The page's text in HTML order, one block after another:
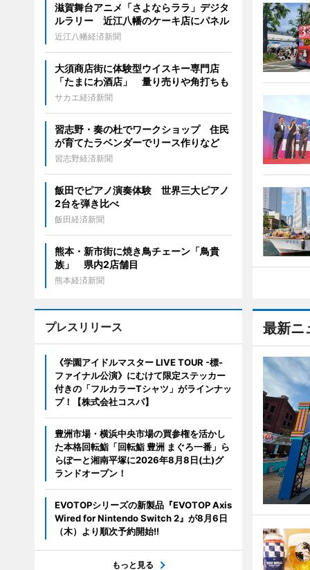
最新ニ
滋賀舞台アニメ「さよならララ」デジタ
ルラリー 近江八幡のケーキ店にパネル
近江八幡経済新聞
大須商店街に体験型ウイスキー専門店
「たまにわ酒店」 量り売りや角打ちも
サカエ経済新聞
習志野・奏の杜でワークショップ 住民
が育てたラベンダーでリース作りなど
習志野経済新聞
飯田でピアノ演奏体験 世界三大ピアノ
2台を弾き比べ
飯田経済新聞
熊本・新市街に焼き鳥チェーン「鳥貴
族」 県内2店舗目
熊本経済新聞
プレスリリース
《学園アイドルマスター LIVE TOUR -標-
ファイナル公演》にむけて限定ステッカー
付きの「フルカラーTシャツ」がラインナッ
プ！【株式会社コスパ】
豊洲市場・横浜中央市場の買参権を活かし
た本格回転鮨「回転鮨 豊洲 まぐろ一番」ら
らぽーと湘南平塚に2026年8月8日(土)グ
ランドオープン！
EVOTOPシリーズの新製品『EVOTOP Axis
Wired for Nintendo Switch 2』が8月6日
（木）より順次予約開始!!
もっと見る